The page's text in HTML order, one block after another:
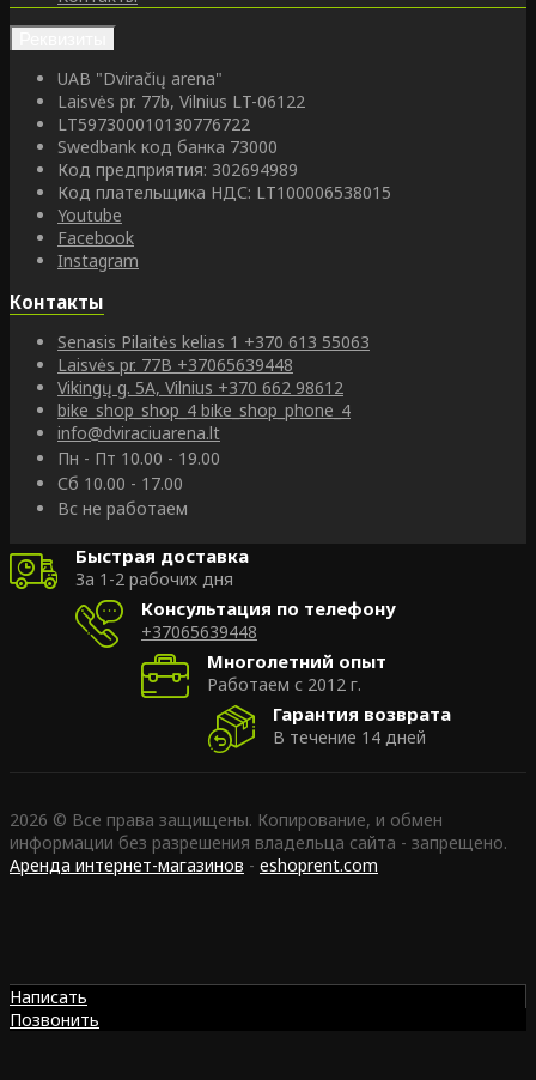
UAB "Dviračių arena"
Laisvės pr. 77b, Vilnius LT-06122
LT597300010130776722
Swedbank код банка 73000
Код предприятия: 302694989
Код плательщика НДС: LT100006538015
Youtube
Facebook
Instagram
Контакты
Senasis Pilaitės kelias 1 +370 613 55063
Laisvės pr. 77B +37065639448
Vikingų g. 5A, Vilnius +370 662 98612
bike_shop_shop_4 bike_shop_phone_4
info@dviraciuarena.lt
Пн - Пт 10.00 - 19.00
Сб 10.00 - 17.00
Вс не работаем
Быстрая доставка
За 1-2 рабочих дня
Консультация по телефону
+37065639448
Многолетний опыт
Работаем с 2012 г.
Гарантия возврата
В течение 14 дней
2026 © Все права защищены. Копирование, и обмен
информации без разрешения владельца сайта - запрещено.
Аренда интернет-магазинов - eshoprent.com
Написать
Позвонить